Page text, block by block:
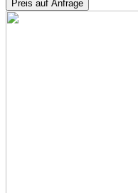
Preis auf Anfrage